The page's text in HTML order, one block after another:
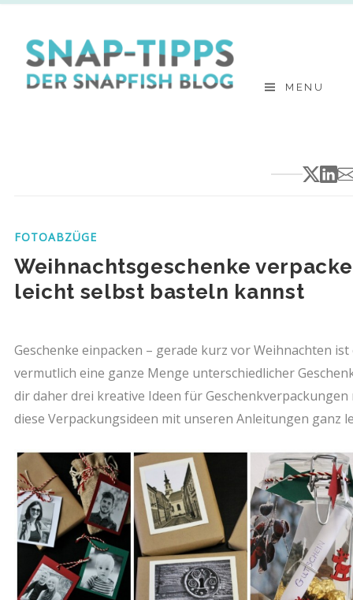
content
MENU
FOTOABZÜGE
Weihnachtsgeschenke
leicht selbst basteln kannst
Geschenke einpacken – gerade kurz vor Weihnachten
vermutlich eine ganze Menge unterschiedlicher
dir daher drei kreative Ideen für
diese Verpackungsideen mit unseren Anleitungen ganz